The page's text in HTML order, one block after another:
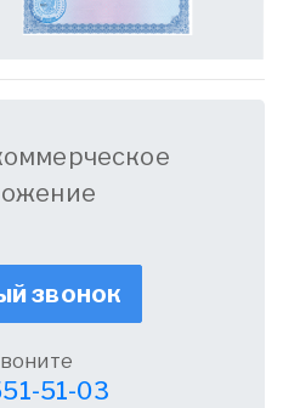
звонок
51-03